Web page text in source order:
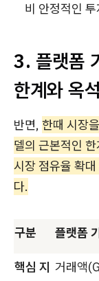
비 안정적인
3. 플랫폼
한계와 옥
반면, 한때 시장
델의 근본적인
시장 점유율 확
다.
구분 플랫폼
핵심 지 거래액